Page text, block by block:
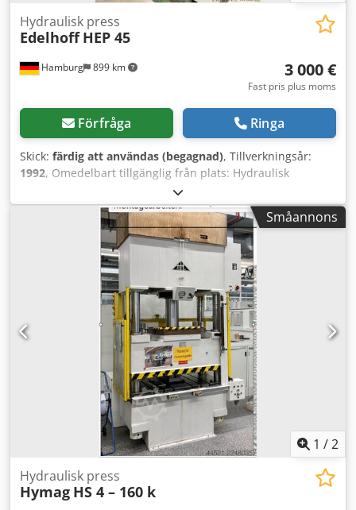
Hamburg 899 km
Hydraulisk press
Edelhoff HEP 45
3 000 €
Fast pris plus moms
Förfråga Ringa
Skick: färdig att användas (begagnad), Tillverkningsår:
1992, Omedelbart tillgänglig från plats: Hydraulisk
enpelarpress Edelhoff Typ HEP 45 Tillverkningsår 1992
Maskinen uppfyller de senaste UVV-kraven Credpfx
Ajzrbtmefljf Tryckkraft 45 ton Bord 1000 x 1000 mm
Slaglängd 300 mm Drivning 7,5 kW Vikt 6 ton Fyra
styrbultar på övre sliden är brutna. Dessa måste skruvas
ut och bytas ut. I övrigt fungerar maskinen felfritt. Pris: 3
000 euro exkl. moms, från plats.
Småannons
1 /2
Hydraulisk press
Hymag HS 4 – 160 k